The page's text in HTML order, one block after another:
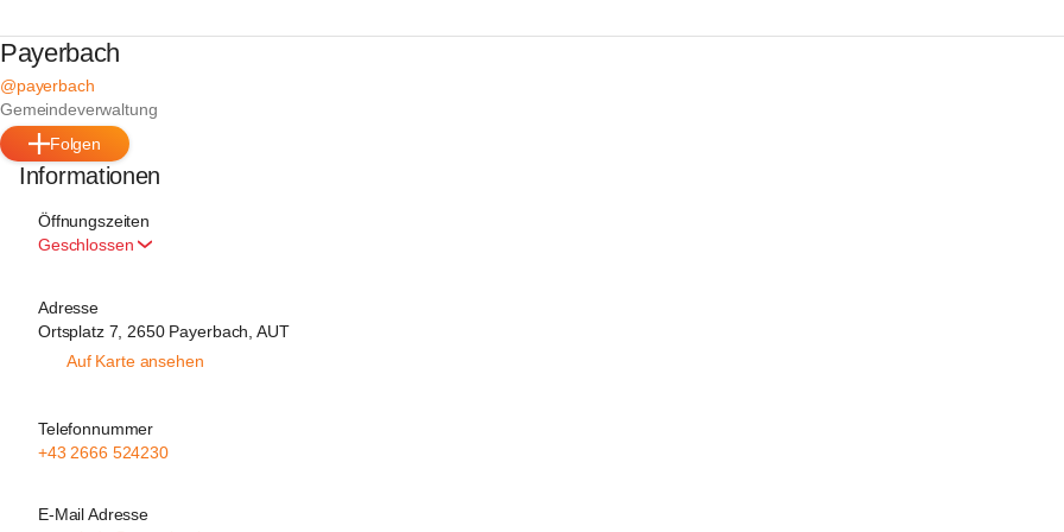
Payerbach
@payerbach
Gemeindeverwaltung
Folgen
Informationen
Öffnungszeiten
Geschlossen
Adresse
Ortsplatz 7, 2650 Payerbach, AUT
Auf Karte ansehen
Telefonnummer
+43 2666 524230
E-Mail Adresse